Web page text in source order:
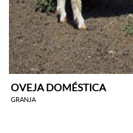
OVEJA DOMÉSTICA
GRANJA